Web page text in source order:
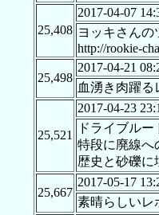
25,408
2017-04-07
ヨッキさん
http://rookie-
25,498
2017-04-21
血湧き肉躍る
25,521
2017-04-23
ドライブル
特段に廃線へ
歴史と砂礫に
25,667
2017-05-17
素晴らしいレ